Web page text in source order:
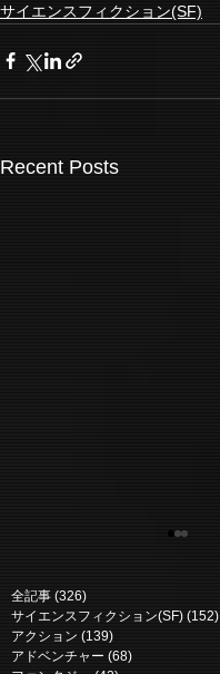
サイエンスフィクション(SF)
Recent Posts
全記事 (326)
サイエンスフィクション(SF) (152)
アクション (139)
アドベンチャー (68)